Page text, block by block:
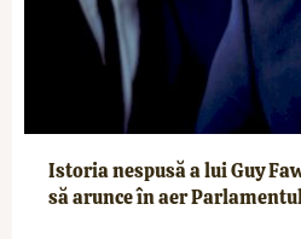
Istoria nespusă a lui Guy
să arunce în aer